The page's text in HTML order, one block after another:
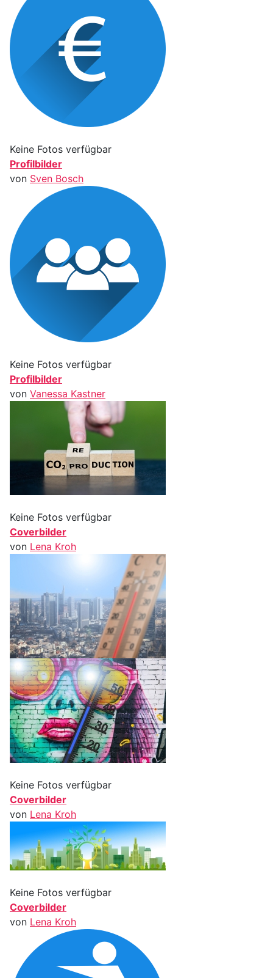
Keine Fotos verfügbar
Profilbilder
von Sven Bosch
Keine Fotos verfügbar
Profilbilder
von Vanessa Kastner
Keine Fotos verfügbar
Coverbilder
von Lena Kroh
Keine Fotos verfügbar
Coverbilder
von Lena Kroh
Keine Fotos verfügbar
Coverbilder
von Lena Kroh